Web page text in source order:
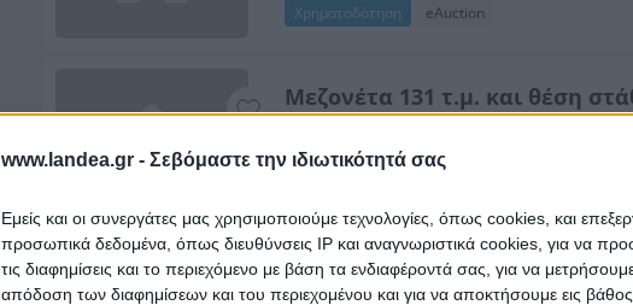
www.landea.gr - Σεβόμαστε την ιδιωτικότητά σας
Εμείς και οι συνεργάτες μας χρησιμοποιούμε τεχνολογίες, όπως cookies, και
προσωπικά δεδομένα, όπως διευθύνσεις IP και αναγνωριστικά cookies, για να
τις διαφημίσεις και το περιεχόμενο με βάση τα ενδιαφέροντά σας, για να
απόδοση των διαφημίσεων και του περιεχομένου και για να αποκτήσουμε εις
Χρηματοδότηση eAuction
Μεζονέτα 131 τ.μ. και θέση
Κοντομίχαλου 18, Αργοστόλι, Νομός
Μεζονέτα 232 τ.μ. με πισίνα